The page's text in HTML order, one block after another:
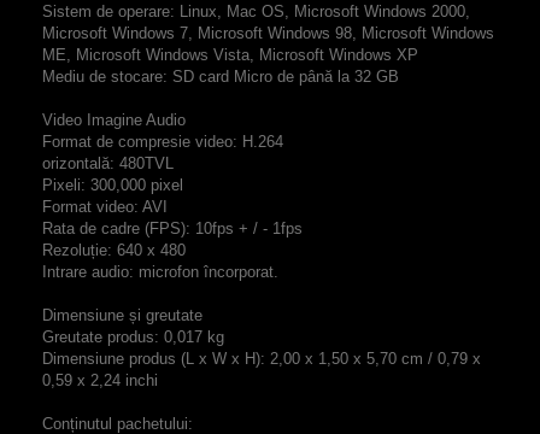
Sistem de operare: Linux, Mac OS, Microsoft Windows 2000,
Microsoft Windows 7, Microsoft Windows 98, Microsoft Windows
ME, Microsoft Windows Vista, Microsoft Windows XP
Mediu de stocare: SD card Micro de până la 32 GB
Video Imagine Audio
Format de compresie video: H.264
orizontală: 480TVL
Pixeli: 300,000 pixel
Format video: AVI
Rata de cadre (FPS): 10fps + / - 1fps
Rezoluție: 640 x 480
Intrare audio: microfon încorporat.
Dimensiune și greutate
Greutate produs: 0,017 kg
Dimensiune produs (L x W x H): 2,00 x 1,50 x 5,70 cm / 0,79 x
0,59 x 2,24 inchi
Conținutul pachetului: